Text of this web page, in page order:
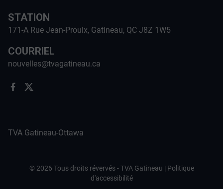
STATION
171-A Rue Jean-Proulx, Gatineau, QC J8Z 1W5
COURRIEL
nouvelles@tvagatineau.ca
TVA Gatineau-Ottawa
© 2026 Tous droits révervés -TVA Gatineau | Politique
d'accessibilité